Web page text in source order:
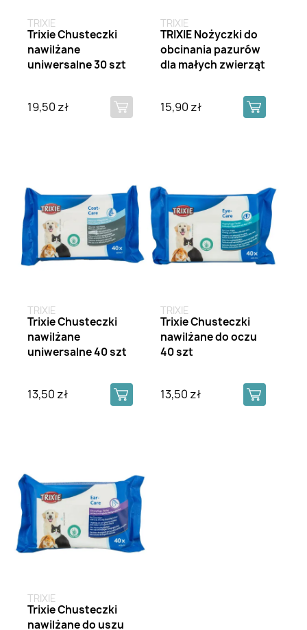
TRIXIE
Trixie Chusteczki
nawilżane
uniwersalne 30 szt
19,50 zł
TRIXIE
TRIXIE Nożyczki do
obcinania pazurów
dla małych zwierząt
15,90 zł
TRIXIE
Trixie Chusteczki
nawilżane
uniwersalne 40 szt
13,50 zł
TRIXIE
Trixie Chusteczki
nawilżane do oczu
40 szt
13,50 zł
TRIXIE
Trixie Chusteczki
nawilżane do uszu